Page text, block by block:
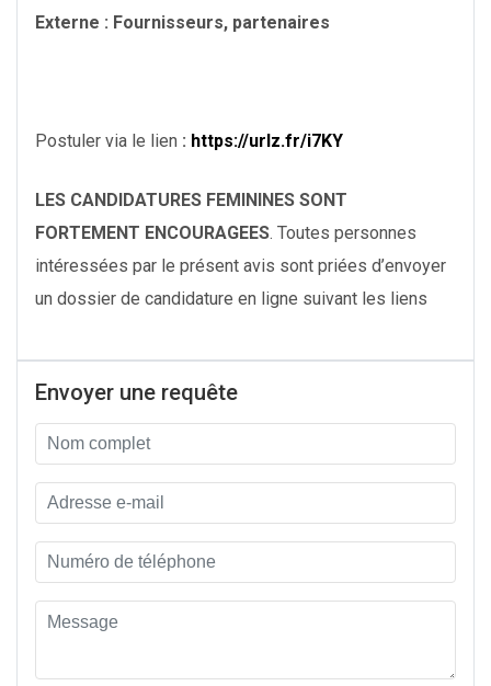
Externe : Fournisseurs, partenaires
Postuler via le lien : https://urlz.fr/i7KY
LES CANDIDATURES FEMININES SONT
FORTEMENT ENCOURAGEES. Toutes personnes
intéressées par le présent avis sont priées d’envoyer
un dossier de candidature en ligne suivant les liens
Envoyer une requête